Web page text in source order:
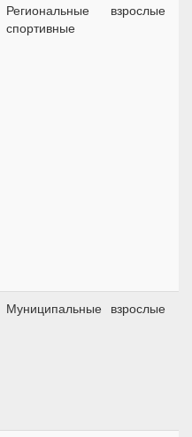
Региональные
спортивные
взрослые
Муниципальные взрослые